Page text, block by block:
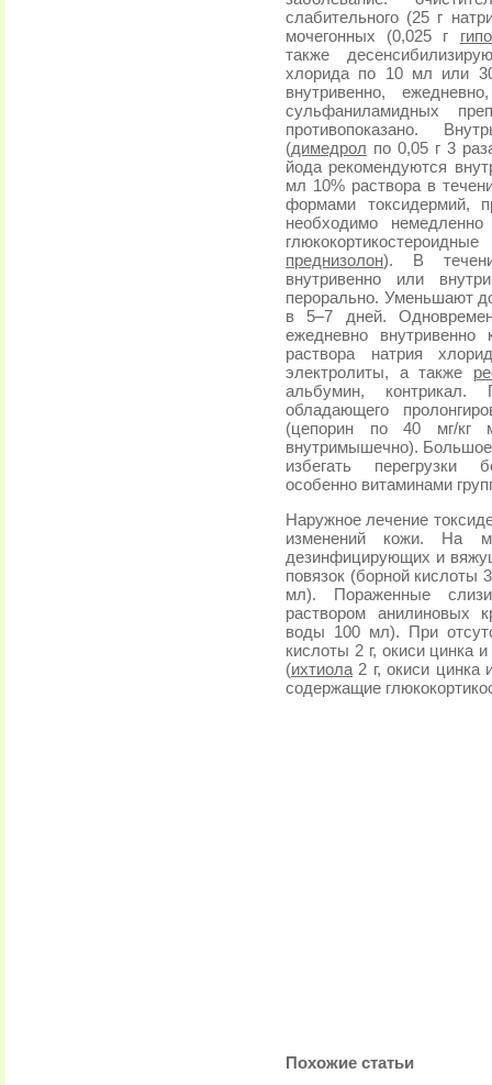
слабительного (25 г
мочегонных (0,025 г
также
хлорида по 10 мл или
внутривенно,
сульфаниламидных
противопоказано.
(димедрол по 0,05 г 3
йода рекомендуются
мл 10% раствора в
формами токсидермий,
необходимо немедленно
преднизолон). В
внутривенно или
перорально. Уменьшают
в 5–7 дней.
ежедневно
раствора натрия
электролиты, а также
альбумин, контрикал.
обладающего
(цепорин по 40 мг/кг
внутримышечно).
избегать перегрузки
особенно витаминами
Наружное лечение
изменений кожи. На
дезинфицирующих и
повязок (борной кислоты
мл). Пораженные
раствором анилиновых
воды 100 мл). При
кислоты 2 г, окиси цинка
(ихтиола 2 г, окиси
содержащие
Похожие статьи